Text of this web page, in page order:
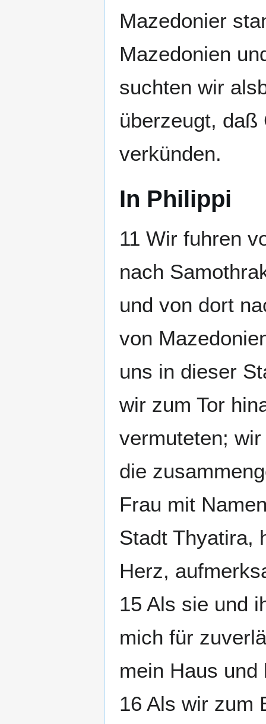
Mazedonier
Mazedonien
suchten wir
überzeugt, daß
verkünden.
In Philippi
11 Wir fuhren
nach
und von dort
von
uns in dieser
wir zum Tor
vermuteten;
die
Frau mit
Stadt Thyatira,
Herz,
15 Als sie und
mich für
mein Haus
16 Als wir zum